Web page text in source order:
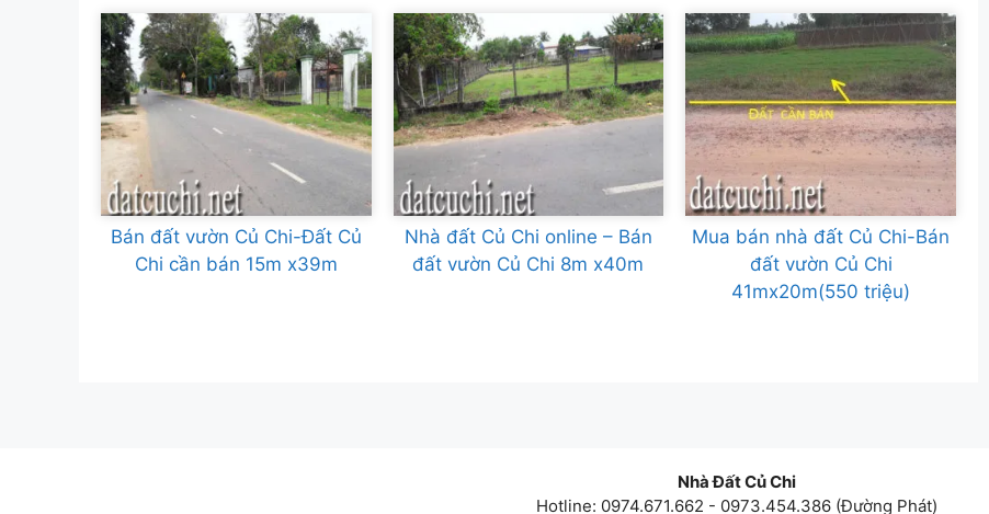
Bán đất vườn Củ Chi-Đất Củ
Chi cần bán 15m x39m
Nhà đất Củ Chi online – Bán
đất vườn Củ Chi 8m x40m
Mua bán nhà đất Củ Chi-Bán
đất vườn Củ Chi
41mx20m(550 triệu)
Nhà Đất Củ Chi
Hotline: 0974.671.662 - 0973.454.386 (Đường Phát)